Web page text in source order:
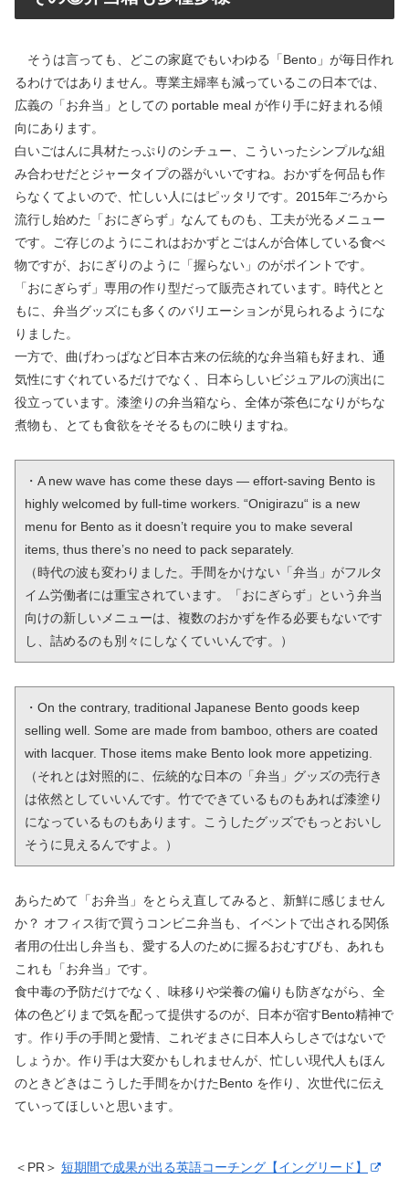
そうは言っても、どこの家庭でもいわゆる「Bento」が毎日作れ
るわけではありません。専業主婦率も減っているこの日本では、
広義の「お弁当」としての portable meal が作り手に好まれる傾
向にあります。
白いごはんに具材たっぷりのシチュー、こういったシンプルな組
み合わせだとジャータイプの器がいいですね。おかずを何品も作
らなくてよいので、忙しい人にはピッタリです。2015年ごろから
流行し始めた「おにぎらず」なんてものも、工夫が光るメニュー
です。ご存じのようにこれはおかずとごはんが合体している食べ
物ですが、おにぎりのように「握らない」のがポイントです。
「おにぎらず」専用の作り型だって販売されています。時代とと
もに、弁当グッズにも多くのバリエーションが見られるようにな
りました。
一方で、曲げわっぱなど日本古来の伝統的な弁当箱も好まれ、通
気性にすぐれているだけでなく、日本らしいビジュアルの演出に
役立っています。漆塗りの弁当箱なら、全体が茶色になりがちな
煮物も、とても食欲をそそるものに映りますね。
・A new wave has come these days — effort-saving Bento is
highly welcomed by full-time workers. “Onigirazu“ is a new
menu for Bento as it doesn’t require you to make several
items, thus there’s no need to pack separately.
（時代の波も変わりました。手間をかけない「弁当」がフルタ
イム労働者には重宝されています。「おにぎらず」という弁当
向けの新しいメニューは、複数のおかずを作る必要もないです
し、詰めるのも別々にしなくていいんです。）
・On the contrary, traditional Japanese Bento goods keep
selling well. Some are made from bamboo, others are coated
with lacquer. Those items make Bento look more appetizing.
（それとは対照的に、伝統的な日本の「弁当」グッズの売行き
は依然としていいんです。竹でできているものもあれば漆塗り
になっているものもあります。こうしたグッズでもっとおいし
そうに見えるんですよ。）
あらためて「お弁当」をとらえ直してみると、新鮮に感じません
か？ オフィス街で買うコンビニ弁当も、イベントで出される関係
者用の仕出し弁当も、愛する人のために握るおむすびも、あれも
これも「お弁当」です。
食中毒の予防だけでなく、味移りや栄養の偏りも防ぎながら、全
体の色どりまで気を配って提供するのが、日本が宿すBento精神で
す。作り手の手間と愛情、これぞまさに日本人らしさではないで
しょうか。作り手は大変かもしれませんが、忙しい現代人もほん
のときどきはこうした手間をかけたBento を作り、次世代に伝え
ていってほしいと思います。
＜PR＞ 短期間で成果が出る英語コーチング【イングリード】